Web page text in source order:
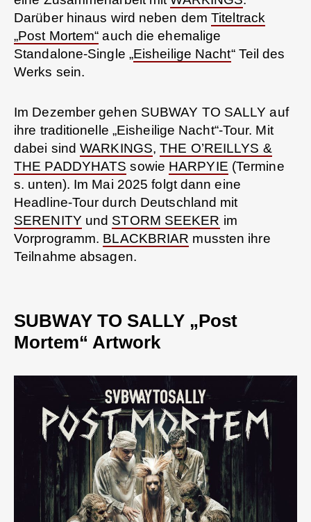
Darüber hinaus wird neben demTiteltrack
„Post Mortem“ auch die ehemalige
Standalone-Single „Eisheilige Nacht“ Teil des
Werks sein.
Im Dezember gehen SUBWAY TO SALLY auf
ihre traditionelle „Eisheilige Nacht“-Tour. Mit
dabei sindWARKINGS,THE O’REILLYS &
THE PADDYHATS sowie HARPYIE (Termine
s. unten). Im Mai 2025 folgt dann eine
Headline-Tour durch Deutschland mit
SERENITY und STORM SEEKER im
Vorprogramm. BLACKBRIAR mussten ihre
Teilnahme absagen.
SUBWAY TO SALLY „Post
Mortem“ Artwork